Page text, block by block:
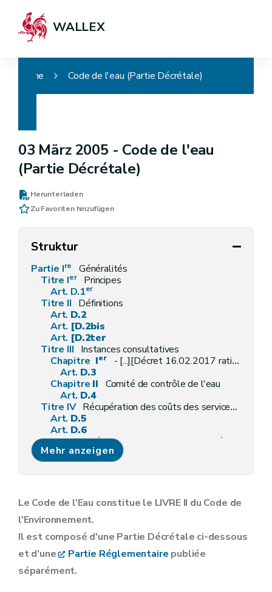
WALLEX
Home Code de l'eau (Partie Décrétale)
03 März 2005 - Code de l'eau
(Partie Décrétale)
Herunterladen
Zu Favoriten hinzufügen
Struktur
Partie Ire
Généralités
Titre Ier
Principes
Art. D.1er
Titre II Définitions
Art. D.2
Art. [D.2bis
Art. [D.2ter
Titre III Instances consultatives
Chapitre Ier
- [...][Décret 16.02.2017 rationalisation de la fonction consultative]
Art. D.3
Chapitre II Comité de contrôle de l'eau
Art. D.4
Titre IV Récupération des coûts des services liés à l'utilisation de l'eau
Art. D.5
Art. D.6
Titre [V Exécution des obligations européennes] [Décret 13.10.2011]
Art. [D.6-1
Partie II Gestion intégrée du cycle naturel de l'eau
Art.D.7
Art.D.9
ChapitreII Constitution des districts hydrographiques internationaux
Art.
ChapitreIII Autorité compétente
Art.
Mehr anzeigen
Le Code de l'Eau constitue le LIVRE II du Code de
l'Environnement.
Il est composé d'une Partie Décrétale ci-dessous
et d'une
Partie Réglementaire publiée
séparément.